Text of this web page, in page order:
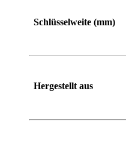
Schlüsselweite (mm)
Hergestellt aus